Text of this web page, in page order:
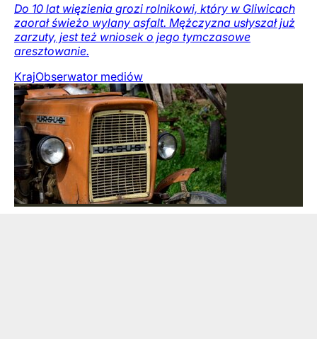
Do 10 lat więzienia grozi rolnikowi, który w Gliwicach
zaorał świeżo wylany asfalt. Mężczyzna usłyszał już
zarzuty, jest też wniosek o jego tymczasowe
aresztowanie.
KrajObserwator mediów